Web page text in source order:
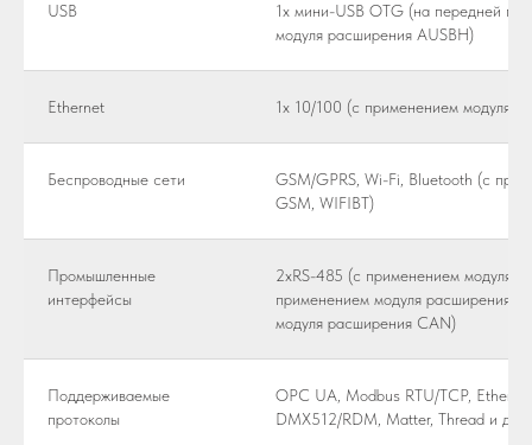
USB
1x мини-USB OTG (на передней
модуля расширения AUSBH)
Ethernet 1x 10/100 (с применением модуля
Беспроводные сети
GSM/GPRS, Wi-Fi, Bluetooth (с
GSM, WIFIBT)
Промышленные
интерфейсы
2xRS-485 (с применением модуля
применением модуля расширения
модуля расширения CAN)
Поддерживаемые
протоколы
OPC UA, Modbus RTU/TCP,
DMX512/RDM, Matter, Thread и др.